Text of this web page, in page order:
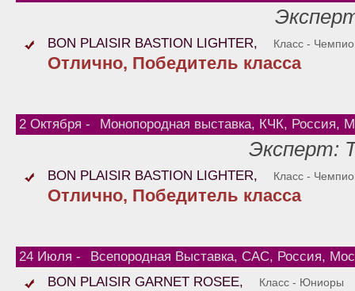
BON PLAISIR BASTION LIGHTER, Класс -
Отлично, Победитель класса
2 Октября - Монопородная выставка, КЧК, Россия,
Эксперт:
BON PLAISIR BASTION LIGHTER, Класс -
Отлично, Победитель класса
24 Июля -
Всепородная Выставка, САС, Россия,
BON PLAISIR GARNET ROSEE,
Класс - Юниоры